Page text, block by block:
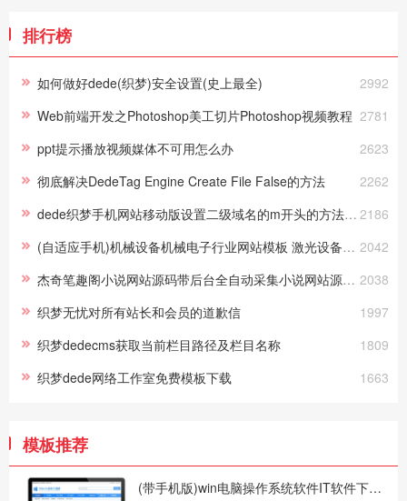
排行榜
2992
如何做好dede(织梦)安全设置(史上最全)
2781
Web前端开发之Photoshop美工切片Photoshop视频教程
2623
ppt提示播放视频媒体不可用怎么办
2262
彻底解决DedeTag Engine Create File False的方法
2186
dede织梦手机网站移动版设置二级域名的m开头的方法（完整实战篇
2042
(自适应手机)机械设备机械电子行业网站模板 激光设备网站pbootcms源码下载
2038
杰奇笔趣阁小说网站源码带后台全自动采集小说网站源码（带手机带app带采集规则）
1997
织梦无忧对所有站长和会员的道歉信
1809
织梦dedecms获取当前栏目路径及栏目名称
1663
织梦dede网络工作室免费模板下载
模板推荐
(带手机版)win电脑操作系统软件IT软件下载网站易优CMS模板下载